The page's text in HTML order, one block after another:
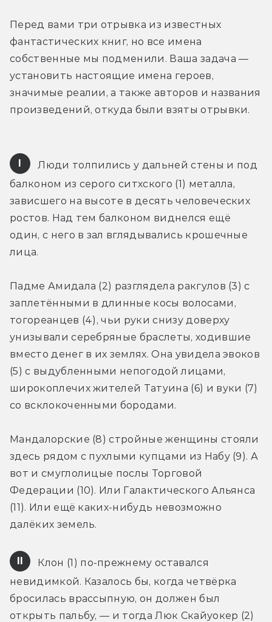
Перед вами три отрывка из известных
фантастических книг, но все имена
собственные мы подменили. Ваша задача —
установить настоящие имена героев,
значимые реалии, а также авторов и названия
произведений, откуда были взяты отрывки.
I
Люди толпились у дальней стены и под
балконом из серого ситхского (1) металла,
зависшего на высоте в десять человеческих
ростов. Над тем балконом виднелся ещё
один, с него в зал вглядывались крошечные
лица.
Падме Амидала (2) разглядела ракгулов (3) с
заплетёнными в длинные косы волосами,
тогореанцев (4), чьи руки снизу доверху
унизывали серебряные браслеты, ходившие
вместо денег в их землях. Она увидела эвоков
(5) с выдубленными непогодой лицами,
широкоплечих жителей Татуина (6) и вуки (7)
со всклокоченными бородами.
Мандалорские (8) стройные женщины стояли
здесь рядом с пухлыми купцами из Набу (9). А
вот и смуглолицые послы Торговой
Федерации (10). Или Галактического Альянса
(11). Или ещё каких-нибудь невозможно
далёких земель.
II
Клон (1) по-прежнему оставался
невидимкой. Казалось бы, когда четвёрка
бросилась врассыпную, он должен был
открыть пальбу, — и тогда Люк Скайуокер (2)